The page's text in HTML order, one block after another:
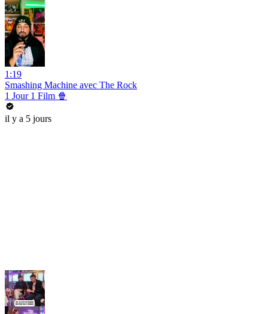
1:19
Smashing Machine avec The Rock
1 Jour 1 Film 🍿
il y a 5 jours